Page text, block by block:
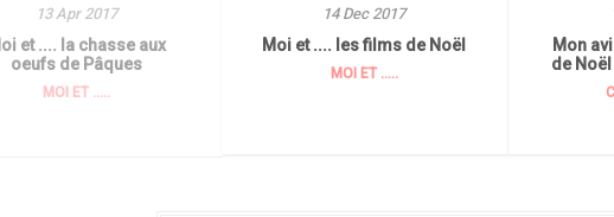
13 Apr 2017
et .... la chasse aux
oeufs de Pâques
MOI ET .....
14 Dec 2017
Moi et .... les films de Noël
MOI ET .....
Mon
de